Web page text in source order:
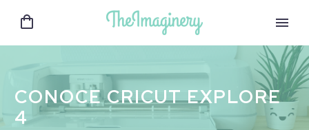
CONOCE CRICUT EXPLORE
4